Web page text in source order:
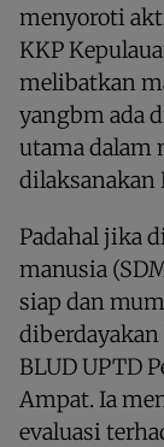
menyoroti
KKP
melibatkan
yangbm ada
utama dalam
dilaksanakan
Padahal jika
manusia
siap dan
BLUD UPTD
Ampat. Ia
evaluasi